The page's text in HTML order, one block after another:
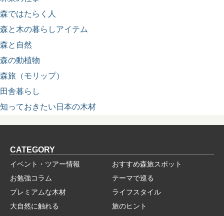
森ではたらく人
森と木の暮らしアイテム
森と自然
森の動植物
森旅（モリップ）
田舎暮らし
知っておきたい日本の木材
CATEGORY
イベント・ツアー情報
おすすめ森旅スポット
お勉強コラム
テーマで巡る
プレミアムな木材
ライフスタイル
大自然に触れる
旅のヒント